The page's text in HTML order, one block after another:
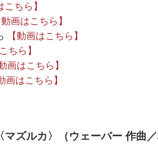
こちら】
動画はこちら】
【動画はこちら】
ちら】
画はこちら】
画はこちら】
マズルカ〉（ウェーバー 作曲／